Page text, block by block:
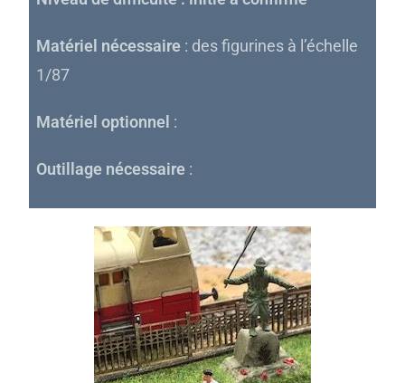
Matériel nécessaire : des figurines à l’échelle
1/87
Matériel optionnel :
Outillage nécessaire :